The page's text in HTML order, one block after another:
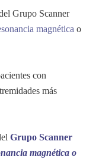
Grupo Scanner
magnética o
con
más
Grupo Scanner
magnética o